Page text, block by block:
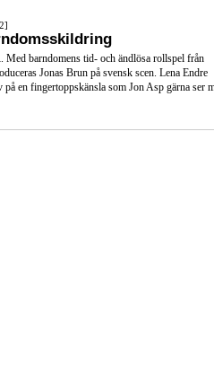
barndomens tid- och ändlösa rollspel från
Jonas Brun på svensk scen. Lena Endre
en fingertoppskänsla som Jon Asp gärna ser